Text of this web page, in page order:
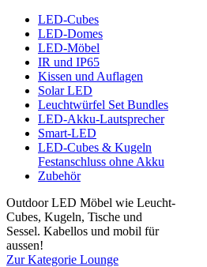
LED-Cubes
LED-Domes
LED-Möbel
IR und IP65
Kissen und Auflagen
Solar LED
Leuchtwürfel Set Bundles
LED-Akku-Lautsprecher
Smart-LED
LED-Cubes & Kugeln
Festanschluss ohne Akku
Zubehör
Outdoor LED Möbel wie Leucht-
Cubes, Kugeln, Tische und
Sessel. Kabellos und mobil für
aussen!
Zur Kategorie Lounge